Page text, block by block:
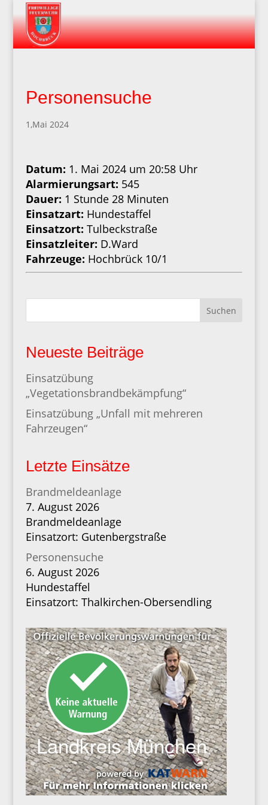
Personensuche
1,Mai 2024
Datum: 1. Mai 2024 um 20:58 Uhr
Alarmierungsart: 545
Dauer: 1 Stunde 28 Minuten
Einsatzart: Hundestaffel
Einsatzort: Tulbeckstraße
Einsatzleiter: D.Ward
Fahrzeuge: Hochbrück 10/1
Suchen
Neueste Beiträge
Einsatzübung
„Vegetationsbrandbekämpfung“
Einsatzübung „Unfall mit mehreren
Fahrzeugen“
Letzte Einsätze
Brandmeldeanlage
7. August 2026
Brandmeldeanlage
Einsatzort: Gutenbergstraße
Personensuche
6. August 2026
Hundestaffel
Einsatzort: Thalkirchen-Obersendling